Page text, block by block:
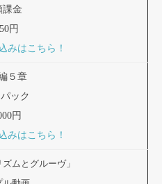
課金
円
みはこちら！
５章
ック
円
みはこちら！
ムとグルーヴ」